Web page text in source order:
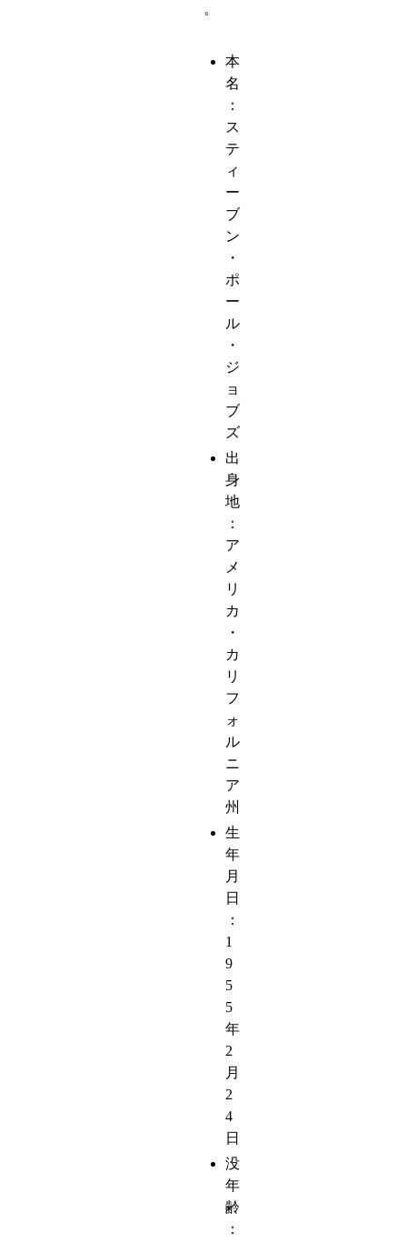
。
本
名
：
ス
テ
ィ
ー
ブ
ン
・
ポ
ー
ル
・
ジ
ョ
ブ
ズ
出
身
地
：
ア
メ
リ
カ
・
カ
リ
フ
ォ
ル
ニ
ア
州
生
年
月
日
：
1
9
5
5
年
2
月
2
4
日
没
年
齢
：